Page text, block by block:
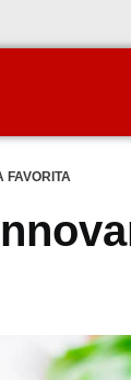
FAVORITA